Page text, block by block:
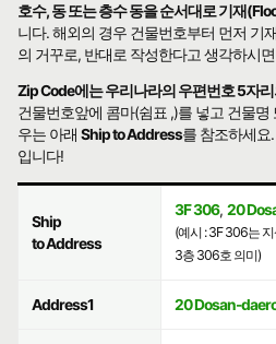
호수, 동 또는 층수 동을 순서대로 기재
니다. 해외의 경우 건물번호부터 먼저 기
의 거꾸로, 반대로 작성한다고 생각하시
Zip Code에는 우리나라의 우편번호 5자
건물번호앞에 콤마(쉼표 ,)를 넣고 건물명
우는 아래Ship to Address를 참조하세요
입니다!
Ship
to Address
3F 306, 20
(예시 : 3F 306는
3층 306호 의미)
Address1 20 Dosan-